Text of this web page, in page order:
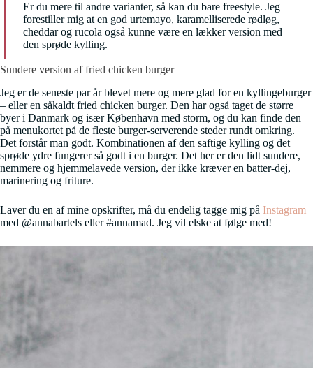
Er du mere til andre varianter, så kan du bare freestyle. Jeg
forestiller mig at en god urtemayo, karamelliserede rødløg,
cheddar og rucola også kunne være en lækker version med
den sprøde kylling.
Sundere version af fried chicken burger
Jeg er de seneste par år blevet mere og mere glad for en kyllingeburger
– eller en såkaldt fried chicken burger. Den har også taget de større
byer i Danmark og især København med storm, og du kan finde den
på menukortet på de fleste burger-serverende steder rundt omkring.
Det forstår man godt. Kombinationen af den saftige kylling og det
sprøde ydre fungerer så godt i en burger. Det her er den lidt sundere,
nemmere og hjemmelavede version, der ikke kræver en batter-dej,
marinering og friture.
Laver du en af mine opskrifter, må du endelig tagge mig på Instagram
med @annabartels eller #annamad. Jeg vil elske at følge med!